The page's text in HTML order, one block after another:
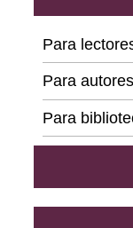
Para
Para
Para